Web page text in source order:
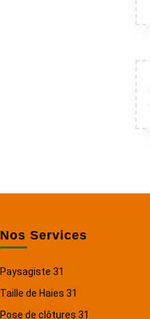
Nos Services
Paysagiste 31
Taille de Haies 31
Pose de clôtures 31